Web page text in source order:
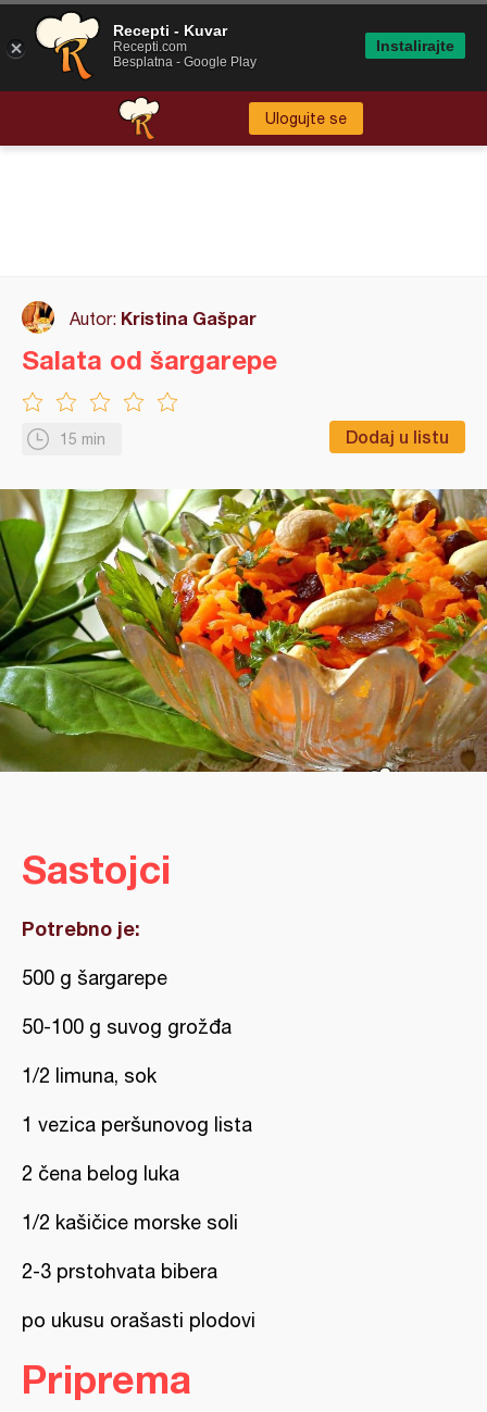
Ulogujte se
Autor: Kristina Gašpar
15 min Dodaj u listu
Salata od šargarepe
Sastojci
Potrebno je:
500 g šargarepe
50-100 g suvog grožđa
1/2 limuna, sok
1 vezica peršunovog lista
2 čena belog luka
1/2 kašičice morske soli
2-3 prstohvata bibera
po ukusu orašasti plodovi
Priprema
Recepti - Kuvar
Recepti.com
Besplatna - Google Play
Instalirajte